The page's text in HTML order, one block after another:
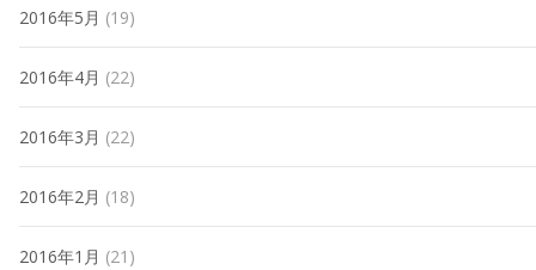
2016年5月 (19)
2016年4月 (22)
2016年3月 (22)
2016年2月 (18)
2016年1月 (21)